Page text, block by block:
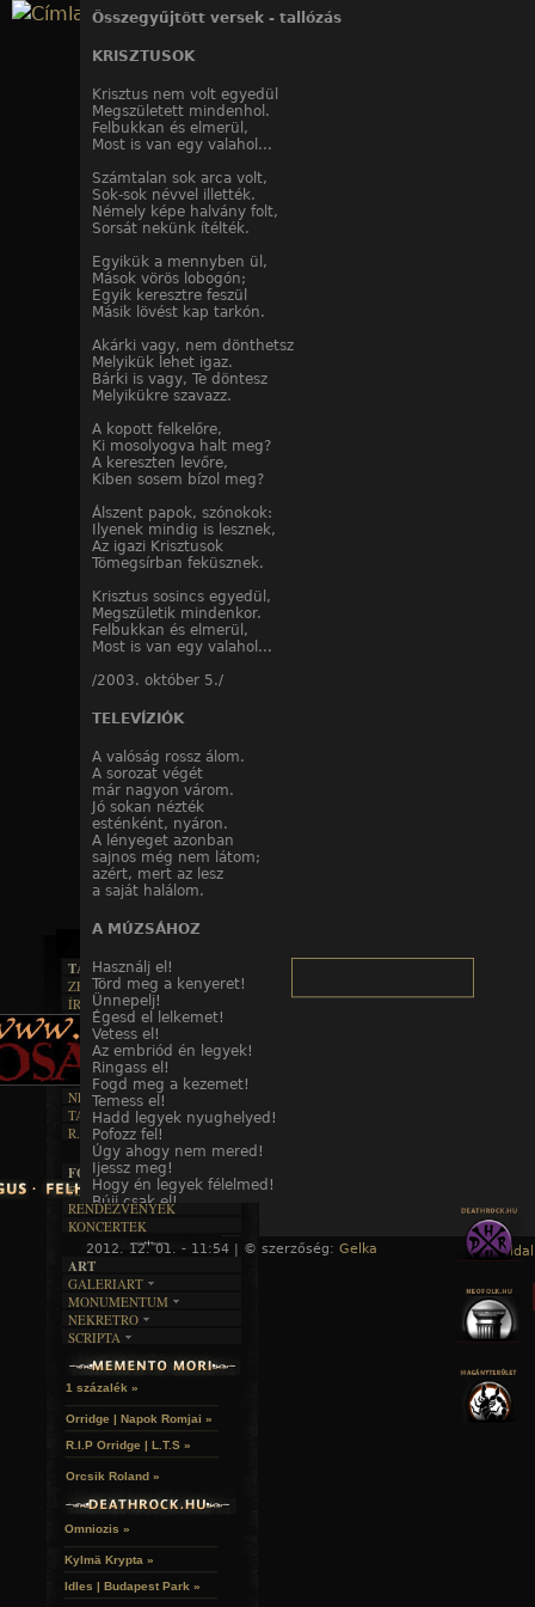
Jump to navigation
Összegyűjtött versek - tallózás
KRISZTUSOK
Krisztus nem volt egyedül
Megszületett mindenhol.
Felbukkan és elmerül,
Most is van egy valahol...
Számtalan sok arca volt,
Sok-sok névvel illették.
Némely képe halvány folt,
Sorsát nekünk ítélték.
Egyikük a mennyben ül,
Mások vörös lobogón;
Egyik keresztre feszül
Másik lövést kap tarkón.
Akárki vagy, nem dönthetsz
Melyikük lehet igaz.
Bárki is vagy, Te döntesz
Melyikükre szavazz.
A kopott felkelőre,
Ki mosolyogva halt meg?
A kereszten levőre,
Kiben sosem bízol meg?
Álszent papok, szónokok:
Ilyenek mindig is lesznek,
Az igazi Krisztusok
Tömegsírban feküsznek.
Krisztus sosincs egyedül,
Megszületik mindenkor.
Felbukkan és elmerül,
Most is van egy valahol...
/2003. október 5./
TELEVÍZIÓK
A valóság rossz álom.
A sorozat végét
már nagyon várom.
Jó sokan nézték
esténként, nyáron.
A lényeget azonban
sajnos még nem látom;
azért, mert az lesz
a saját halálom.
A MÚZSÁHOZ
Használj el!
Törd meg a kenyeret!
Ünnepelj!
Égesd el lelkemet!
Vetess el!
Az embriód én legyek!
Ringass el!
Fogd meg a kezemet!
Temess el!
Hadd legyek nyughelyed!
Pofozz fel!
Úgy ahogy nem mered!
Ijessz meg!
Hogy én legyek félelmed!
Bújj csak el!
Legyek én rejteked!
Tedd csak meg!
Mindezt megengedem
Csak neked!
VILÁGRA JÖVET
Vaknak születtél
Érzéketlennek
Emberré lettél
emberré, ami
Tragikus sorsod
Ezt kiváltani
sehogy nem lehet
hívő vagy, meglehet
mástól mégis félsz,
netán hivalkodsz,
mint naiv gyerek
mert megütnek
"hazug vagy!" - mondják
s földre löknek
2012. 12. 01. - 11:54 | © szerzőség: Gelka « Főoldal
TAJTÉKOS LAPOK
ZENE
EGYÜTTESEK
INTERJÚK
FORDÍTÁSOK
DALSZÖVEGEK
ÍRÁSOK
IRODALOM
FILM
MŰVÉSZET
ÍRÁSTÖRTÉNET
BOSZORKÁNYKONYHA
FEKETE HUMOR
KÉPES
SZÖVEGES
RENDEZVÉNYEK
NEKROMANTIKA
AKTUÁLIS
A MÚLT
TAJTÉKOS NAPOK
R.I.P.
FOTÓGALÉRIA
FESZTIVÁLOK
RENDEZVÉNYEK
KONCERTEK
ART
GALERIART
ARTGALERI
KÉPREGÉNYEK
LAKÁSKULTS
MONUMENTUM
TEMETŐK
TEMPLOMOK
VÁRAK
HELYEK
NEKRETRO
SZUBKULT
FEKETE LYUK
RELIKVIÁK
SCRIPTA
NOVELLÁK
VERSEK
1 százalék »
Orridge | Napok Romjai »
R.I.P Orridge | L.T.S »
Orcsik Roland »
Omniozis »
Kylmä Krypta »
Idles | Budapest Park »